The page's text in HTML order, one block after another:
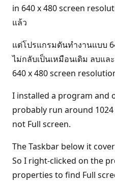
in 640 x 480 screen
แล้ว
แต่โปรแกรมดันทำงานแบบ
ไม่กลับเป็นเหมือนเดิม ลบแล
640 x 480 screen
I installed a program and
probably run around
not Full screen.
The Taskbar below it
So I right-clicked on the
properties to find Full